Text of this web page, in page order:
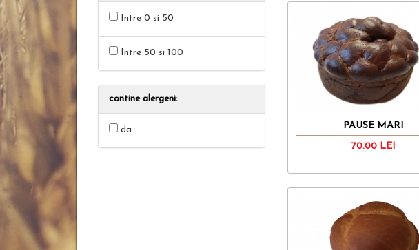
Intre 0 si 50
Intre 50 si 100
contine alergeni:
da
PAUSE MARI
70.00LEI